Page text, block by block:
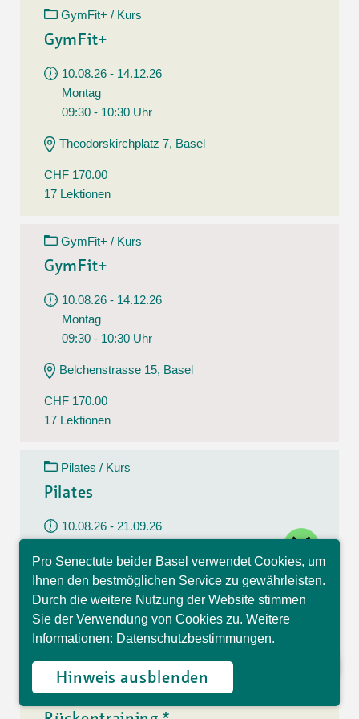
GymFit+ / Kurs
GymFit+
10.08.26 - 14.12.26
Montag
09:30 - 10:30 Uhr
Theodorskirchplatz 7, Basel
CHF 170.00
17 Lektionen
GymFit+ / Kurs
GymFit+
10.08.26 - 14.12.26
Montag
09:30 - 10:30 Uhr
Belchenstrasse 15, Basel
CHF 170.00
17 Lektionen
Pilates / Kurs
Pilates
10.08.26 - 21.09.26
09:30 - 10:30 Uhr
Im Westfeld 6, Basel
CHF 140.00
7 Lektionen
Rückentraining / Kurs
Pro Senectute beider Basel verwendet Cookies, um
Ihnen den bestmöglichen Service zu gewährleisten.
Durch die weitere Nutzung der Website stimmen
Sie der Verwendung von Cookies zu. Weitere
Informationen: Datenschutzbestimmungen.
Hinweis ausblenden
Hallo, ich bin Sophia und
beantworte gerne Ihre
Fragen.
close